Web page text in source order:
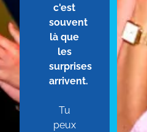
c'est
souvent
là que
les
surprises
arrivent.
Tu
peux